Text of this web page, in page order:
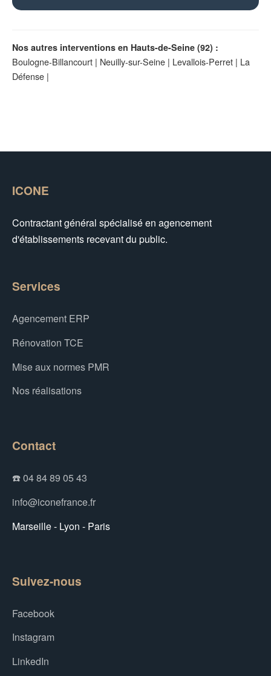
Nos autres interventions en Hauts-de-Seine (92) :
Boulogne-Billancourt | Neuilly-sur-Seine | Levallois-Perret | La
Défense |
ICONE
Contractant général spécialisé en agencement
d'établissements recevant du public.
Services
Agencement ERP
Rénovation TCE
Mise aux normes PMR
Nos réalisations
Contact
☎️ 04 84 89 05 43
info@iconefrance.fr
Marseille - Lyon - Paris
Suivez-nous
Facebook
Instagram
LinkedIn